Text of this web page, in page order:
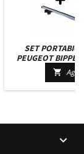
SET
PEUGEOT
UNIVERSALE
C/ 
